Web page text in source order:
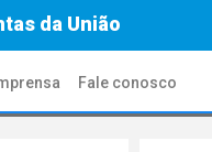
da União
Fale conosco